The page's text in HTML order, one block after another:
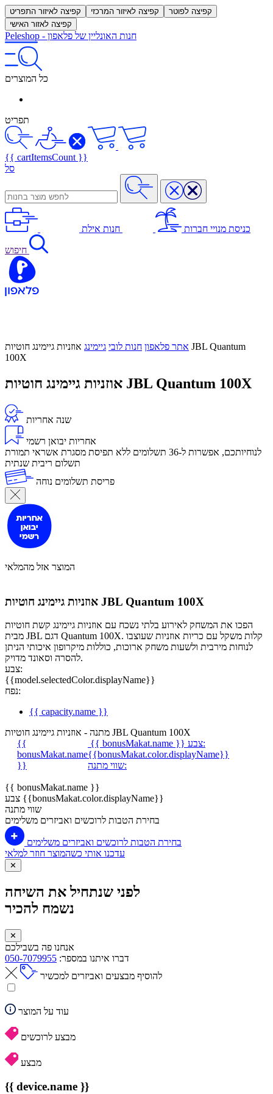
קפיצה לאיזור התפריט קפיצה לאיזור המרכזי
קפיצה לפוטר
קפיצה לאזור האישי
Peleshop - חנות האונליין של פלאפון
כל המוצרים
תפריט
{{ cartItemsCount }}
סל
כניסת מנויי חברות חנות אילת
חיפוש
אתר פלאפון חנות לובי גיימינג אוזניות גיימינג חוטיות JBL Quantum
100X
אוזניות גיימינג חוטיות JBL Quantum 100X
שנה אחריות
אחריות יבואן רשמי
לנוחיותכם, אפשרות ל-36 תשלומים ללא תפיסת מסגרת אשראי תמורת
תשלום ריבית שנתית
פריסת תשלומים נוחה
המוצר אזל מהמלאי
אוזניות גיימינג חוטיות JBL Quantum 100X
הפכו את המשחק לאירוע בלתי נשכח עם אוזניות גיימינג קשת חוטיות
מבית JBL דגם Quantum 100X. קלות משקל עם כריות אוזניות שעוצבו
לנוחות מירבית ולשעות משחק ארוכות, כוללות מיקרופון איכותי הניתן
להסרה וסאונד מדויק.
צבע:
{{model.selectedColor.displayName}}
נפח:
{{ capacity.name }}
מתנה - אוזניות גיימינג חוטיות JBL Quantum 100X
{{
bonusMakat.name
}}
{{ bonusMakat.name }}
צבע:
{{bonusMakat.color.displayName}}
שווי מתנה:
{{ bonusMakat.name }}
צבע {{bonusMakat.color.displayName}}
שווי מתנה
בחירת הטבות לרוכשים ואביזרים משלימים
בחירת הטבות לרוכשים ואביזרים משלימים
עדכנו אותי כשהמוצר חוזר למלאי
✕
לפני שנתחיל את השיחה
נשמח להכיר
✕
אנחנו פה בשבילכם
דברו איתנו במספר: 050-7079955
להוסיף מבצעים ואביזרים למכשיר
עוד על המוצר
מבצע לרוכשים
מבצע
{{ device.name }}